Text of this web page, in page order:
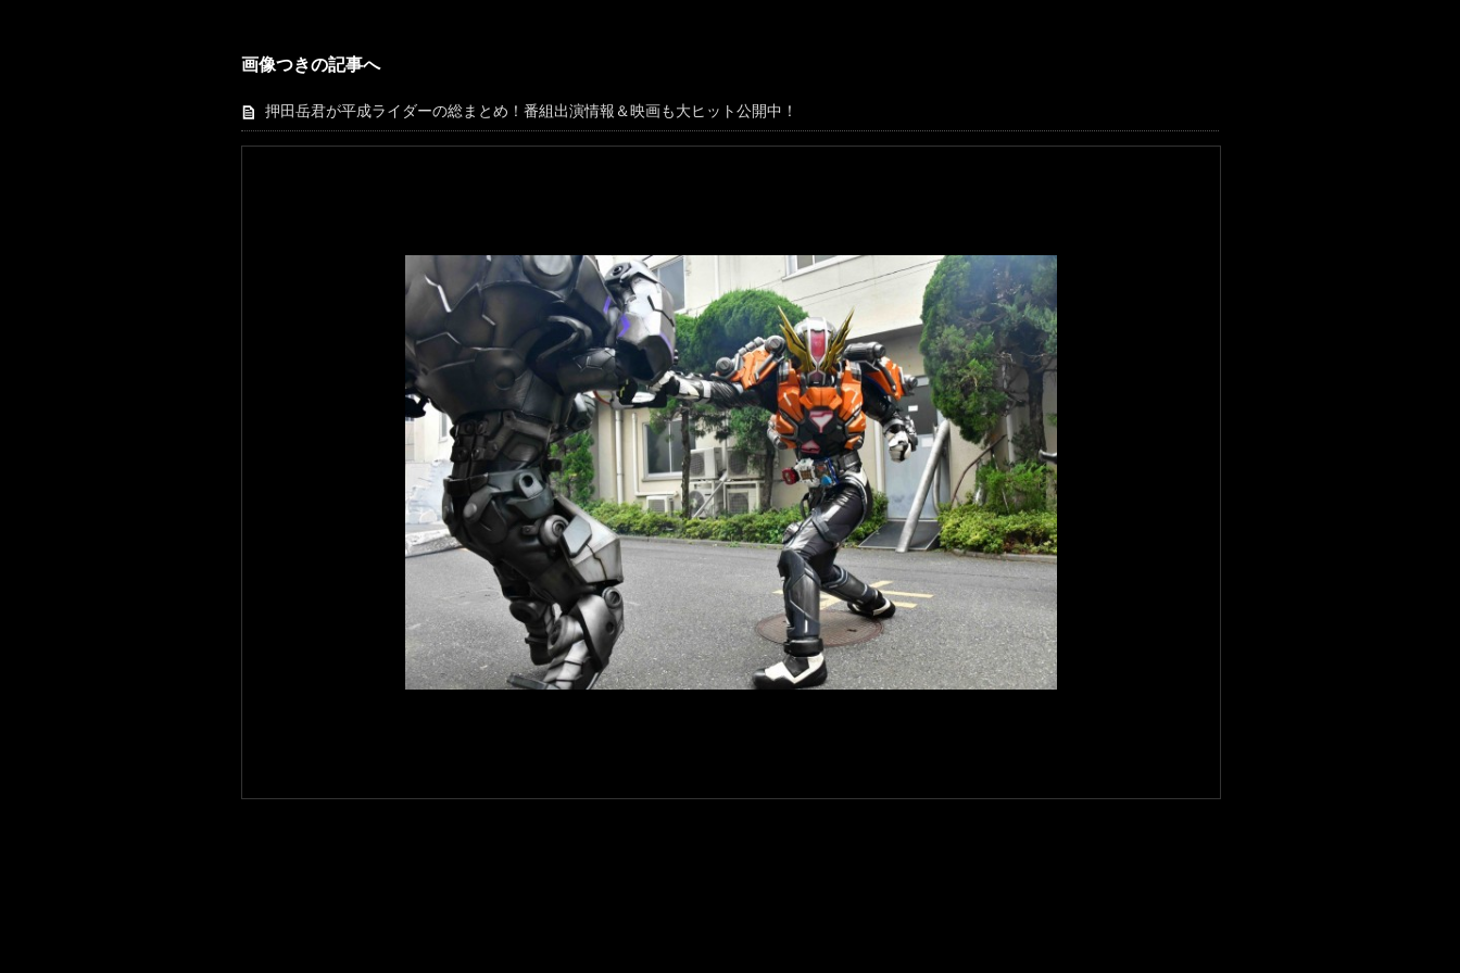
画像つきの記事へ
押田岳君が平成ライダーの総まとめ！番組出演情報＆映画も大ヒット公開中！